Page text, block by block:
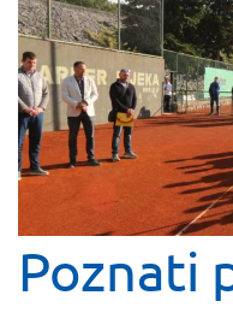
Poznati